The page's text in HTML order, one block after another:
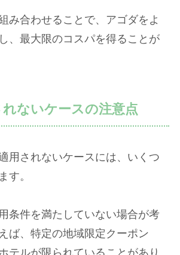
み合わせることで、アゴダをよ
、最大限のコスパを得ることが
ないケースの注意点
用されないケースには、いくつ
す。
条件を満たしていない場合が考
ば、特定の地域限定クーポン